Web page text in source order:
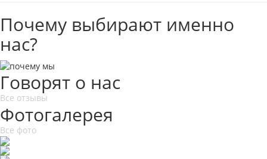
Почему выбирают именно
нас?
Говорят о нас
Все отзывы
Фотогалерея
Все фото